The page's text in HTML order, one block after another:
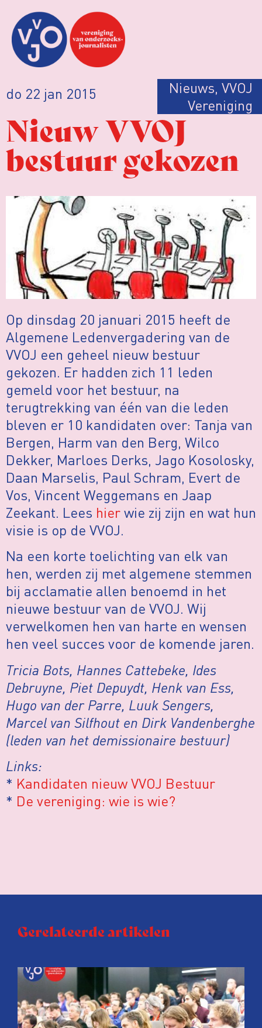
do 22 jan 2015 Nieuws, VVOJ
Vereniging
Nieuw VVOJ
bestuur gekozen
Op dinsdag 20 januari 2015 heeft de
Algemene Ledenvergadering van de
VVOJ een geheel nieuw bestuur
gekozen. Er hadden zich 11 leden
gemeld voor het bestuur, na
terugtrekking van één van die leden
bleven er 10 kandidaten over: Tanja van
Bergen, Harm van den Berg, Wilco
Dekker, Marloes Derks, Jago Kosolosky,
Daan Marselis, Paul Schram, Evert de
Vos, Vincent Weggemans en Jaap
Zeekant. Lees hierwie zij zijn en wat hun
visie is op de VVOJ.
Na een korte toelichting van elk van
hen, werden zij met algemene stemmen
bij acclamatie allen benoemd in het
nieuwe bestuur van de VVOJ. Wij
verwelkomen hen van harte en wensen
hen veel succes voor de komende jaren.
Tricia Bots, Hannes Cattebeke, Ides
Debruyne, Piet Depuydt, Henk van Ess,
Hugo van der Parre, Luuk Sengers,
Marcel van Silfhout en Dirk Vandenberghe
(leden van het demissionaire bestuur)
Links:
* Kandidaten nieuw VVOJ Bestuur
* De vereniging: wie is wie?
Gerelateerde artikelen